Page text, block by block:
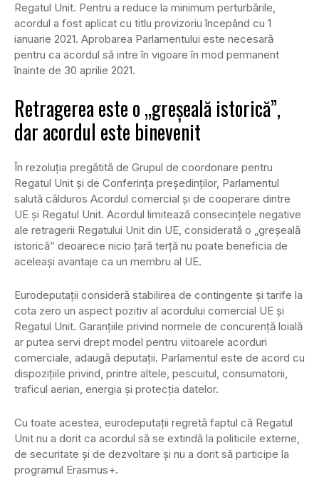
Regatul Unit. Pentru a reduce la minimum perturbările,
acordul a fost aplicat cu titlu provizoriu începând cu 1
ianuarie 2021. Aprobarea Parlamentului este necesară
pentru ca acordul să intre în vigoare în mod permanent
înainte de 30 aprilie 2021.
Retragerea este o „greșeală istorică”,
dar acordul este binevenit
În rezoluția pregătită de Grupul de coordonare pentru
Regatul Unit și de Conferința președinților, Parlamentul
salută călduros Acordul comercial și de cooperare dintre
UE și Regatul Unit. Acordul limitează consecințele negative
ale retragerii Regatului Unit din UE, considerată o „greșeală
istorică” deoarece nicio țară terță nu poate beneficia de
aceleași avantaje ca un membru al UE.
Eurodeputații consideră stabilirea de contingente și tarife la
cota zero un aspect pozitiv al acordului comercial UE și
Regatul Unit. Garanțiile privind normele de concurență loială
ar putea servi drept model pentru viitoarele acorduri
comerciale, adaugă deputații. Parlamentul este de acord cu
dispozițiile privind, printre altele, pescuitul, consumatorii,
traficul aerian, energia și protecția datelor.
Cu toate acestea, eurodeputații regretă faptul că Regatul
Unit nu a dorit ca acordul să se extindă la politicile externe,
de securitate și de dezvoltare și nu a dorit să participe la
programul Erasmus+.